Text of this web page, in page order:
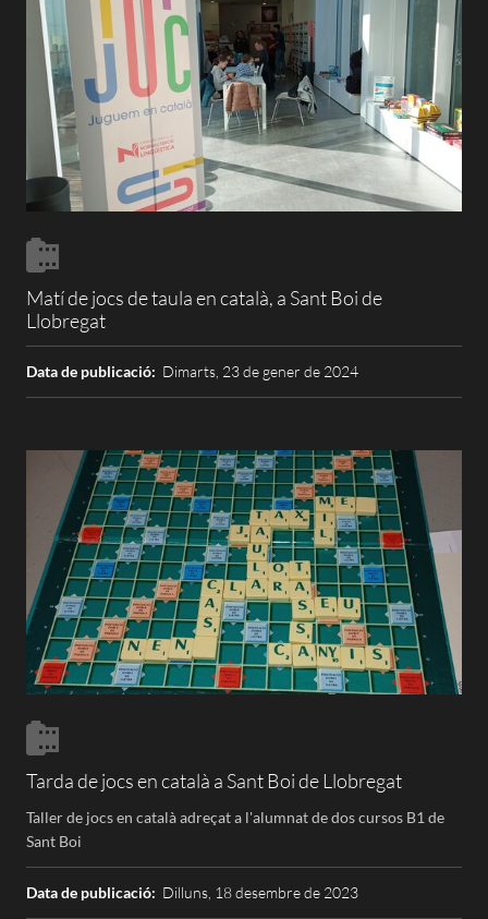
Matí de jocs de taula en català, a Sant Boi de
Llobregat
Data de publicació: Dimarts, 23 de gener de 2024
Tarda de jocs en català a Sant Boi de Llobregat
Taller de jocs en català adreçat a l'alumnat de dos cursos B1 de
Sant Boi
Data de publicació: Dilluns, 18 desembre de 2023